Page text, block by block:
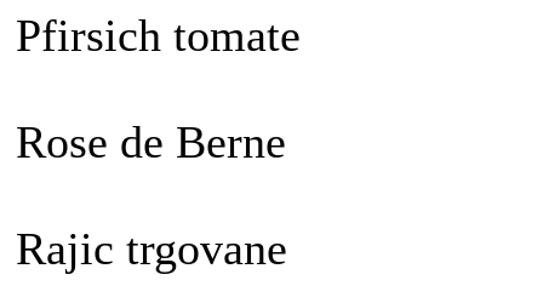
Pfirsich tomate
Rose de Berne
Rajic trgovane